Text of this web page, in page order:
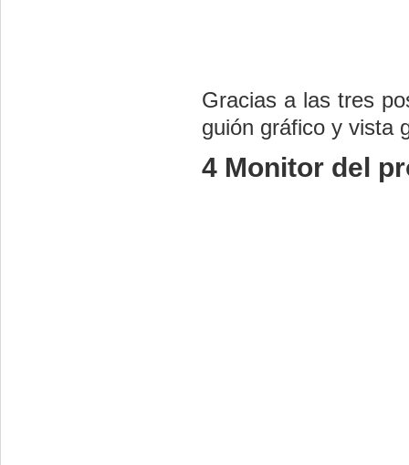
Gracias a las tres
guión gráfico y vista
4 Monitor del